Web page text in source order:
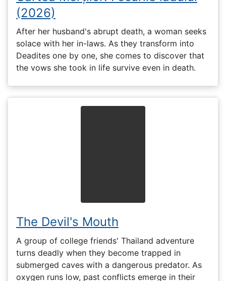
(2026)
After her husband's abrupt death, a woman seeks
solace with her in-laws. As they transform into
Deadites one by one, she comes to discover that
the vows she took in life survive even in death.
The Devil's Mouth
A group of college friends' Thailand adventure
turns deadly when they become trapped in
submerged caves with a dangerous predator. As
oxygen runs low, past conflicts emerge in their